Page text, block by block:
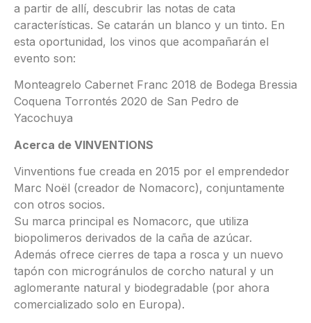
a partir de allí, descubrir las notas de cata
características. Se catarán un blanco y un tinto. En
esta oportunidad, los vinos que acompañarán el
evento son:
Monteagrelo Cabernet Franc 2018 de Bodega Bressia
Coquena Torrontés 2020 de San Pedro de
Yacochuya
Acerca de VINVENTIONS
Vinventions fue creada en 2015 por el emprendedor
Marc Noël (creador de Nomacorc), conjuntamente
con otros socios.
Su marca principal es Nomacorc, que utiliza
biopolimeros derivados de la caña de azúcar.
Además ofrece cierres de tapa a rosca y un nuevo
tapón con microgránulos de corcho natural y un
aglomerante natural y biodegradable (por ahora
comercializado solo en Europa).